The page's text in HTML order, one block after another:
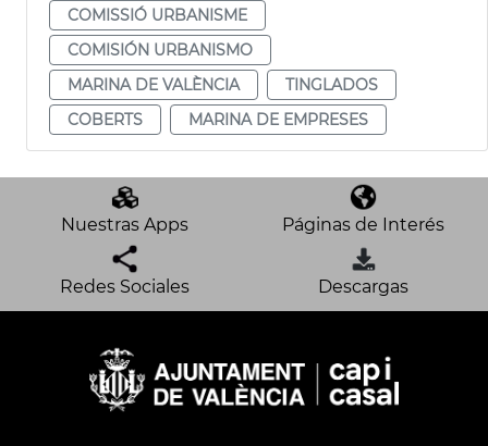
COMISSIÓ URBANISME
COMISIÓN URBANISMO
MARINA DE VALÈNCIA
TINGLADOS
COBERTS
MARINA DE EMPRESES
Nuestras Apps Páginas de Interés
Redes Sociales Descargas